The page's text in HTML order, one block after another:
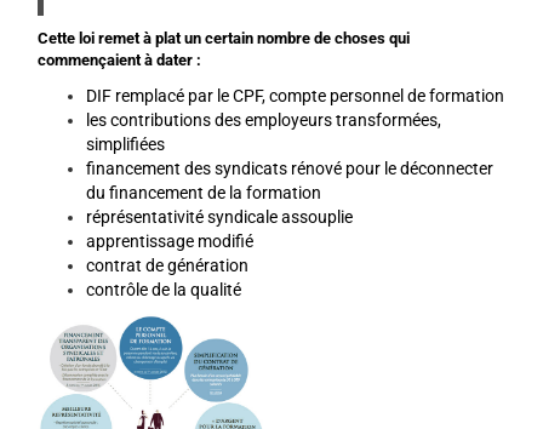
Cette loi remet à plat un certain nombre de choses qui
commençaient àdater :
DIF remplacé par le CPF, compte personnel de formation
les contributions des employeurs transformées,
simplifiées
financement des syndicats rénové pour le déconnecter
du financement de la formation
réprésentativité syndicale assouplie
apprentissage modifié
contrat de génération
contrôle de la qualité